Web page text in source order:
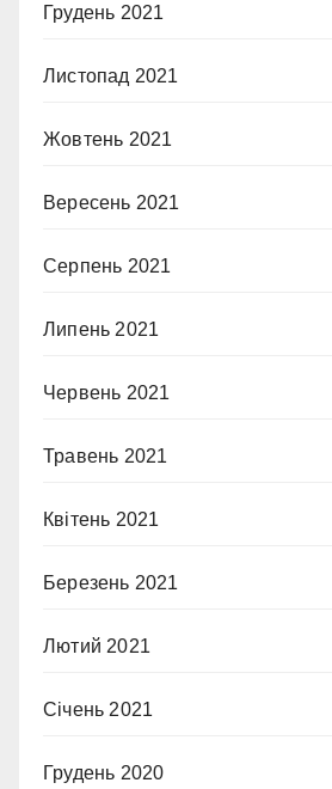
Грудень 2021
Листопад 2021
Жовтень 2021
Вересень 2021
Серпень 2021
Липень 2021
Червень 2021
Травень 2021
Квітень 2021
Березень 2021
Лютий 2021
Січень 2021
Грудень 2020